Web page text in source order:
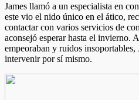
James llamó a un especialista en
este vio el nido único en el ático,
contactar con varios servicios de
aconsejó esperar hasta el invierno.
empeoraban y ruidos
intervenir por sí mismo.